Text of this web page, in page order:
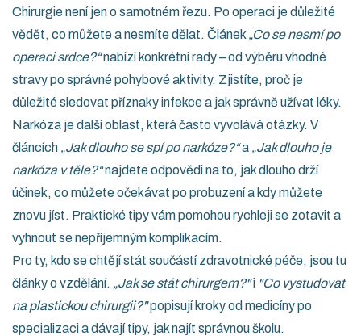
Chirurgie není jen o samotném řezu. Po operaci je důležité
vědět, co můžete a nesmíte dělat. Článek „Co se nesmí po
operaci srdce?“nabízí konkrétní rady – od výběru vhodné
stravy po správné pohybové aktivity. Zjistíte, proč je
důležité sledovat příznaky infekce a jak správně užívat léky.
Narkóza je další oblast, která často vyvolává otázky. V
článcích „Jak dlouho se spí po narkóze?“a „Jak dlouho je
narkóza v těle?“najdete odpovědi na to, jak dlouho drží
účinek, co můžete očekávat po probuzení a kdy můžete
znovu jíst. Praktické tipy vám pomohou rychleji se zotavit a
vyhnout se nepříjemným komplikacím.
Pro ty, kdo se chtějí stát součástí zdravotnické péče, jsou tu
články o vzdělání. „Jak se stát chirurgem?"i "Co vystudovat
na plastickou chirurgii?"popisují kroky od medicíny po
specializaci a dávají tipy, jak najít správnou školu.